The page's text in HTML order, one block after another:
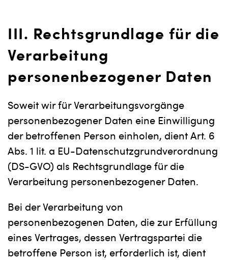
III. Rechtsgrundlage für die
Verarbeitung
personenbezogener Daten
Soweit wir für Verarbeitungsvorgänge
personenbezogener Daten eine Einwilligung
der betroffenen Person einholen, dient Art. 6
Abs. 1 lit. a EU-Datenschutzgrundverordnung
(DS-GVO) als Rechtsgrundlage für die
Verarbeitung personenbezogener Daten.
Bei der Verarbeitung von
personenbezogenen Daten, die zur Erfüllung
eines Vertrages, dessen Vertragspartei die
betroffene Person ist, erforderlich ist, dient